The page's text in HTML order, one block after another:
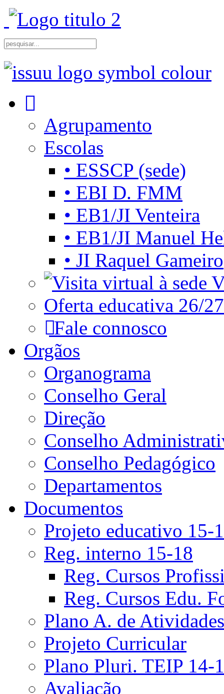
Agrupamento
Escolas
• ESSCP (sede)
• EBI D. FMM
• EB1/JI Venteira
• EB1/JI Manuel
• JI Raquel Gameiro
Oferta educativa 26/27
Fale connosco
Orgãos
Organograma
Conselho Geral
Direção
Conselho
Conselho Pedagógico
Departamentos
Documentos
Projeto educativo 15-
Reg. interno 15-18
Reg. Cursos
Reg. Cursos Edu.
Plano A. de Atividades
Projeto Curricular
Plano Pluri. TEIP 14-
Avaliação